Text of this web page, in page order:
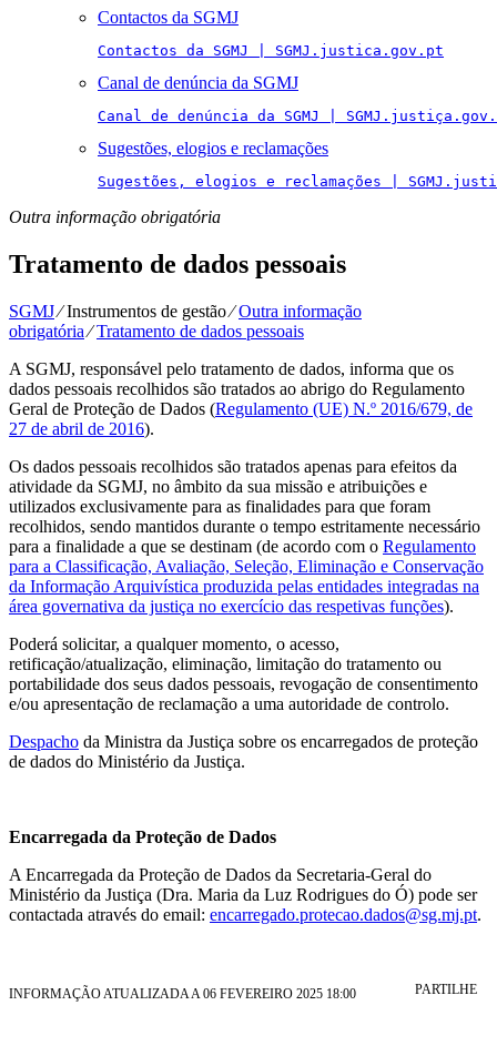
Contactos da SGMJ
Contactos da SGMJ | SGMJ.justica.gov.pt
Canal de denúncia da SGMJ
Canal de denúncia da SGMJ |
Sugestões, elogios e reclamações
Sugestões, elogios e reclamações |
Outra informação obrigatória
Tratamento de dados pessoais
SGMJ⁄Instrumentos de gestão⁄Outra informação
obrigatória⁄Tratamento de dados pessoais
A SGMJ, responsável pelo tratamento de dados, informa que os
dados pessoais recolhidos são tratados ao abrigo do Regulamento
Geral de Proteção de Dados (Regulamento (UE) N.º 2016/679, de
27 de abril de 2016).
Os dados pessoais recolhidos são tratados apenas para efeitos da
atividade da SGMJ, no âmbito da sua missão e atribuições e
utilizados exclusivamente para as finalidades para que foram
recolhidos, sendo mantidos durante o tempo estritamente necessário
para a finalidade a que se destinam (de acordo com o Regulamento
para a Classificação, Avaliação, Seleção, Eliminação e Conservação
da Informação Arquivística produzida pelas entidades integradas na
área governativa da justiça no exercício das respetivas funções).
Poderá solicitar, a qualquer momento, o acesso,
retificação/atualização, eliminação, limitação do tratamento ou
portabilidade dos seus dados pessoais, revogação de consentimento
e/ou apresentação de reclamação a uma autoridade de controlo.
Despacho da Ministra da Justiça sobre os encarregados de proteção
de dados do Ministério da Justiça.
Encarregada da Proteção de Dados
A Encarregada da Proteção de Dados da Secretaria-Geral do
Ministério da Justiça (Dra. Maria da Luz Rodrigues do Ó) pode ser
contactada através do email: encarregado.protecao.dados@sg.mj.pt.
INFORMAÇÃO ATUALIZADA A 06 FEVEREIRO 2025 18:00 PARTILHE